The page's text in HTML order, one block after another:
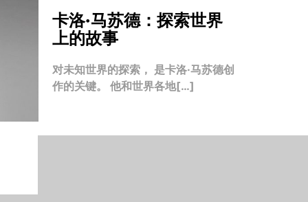
卡洛·马苏德：探索世界
上的故事
对未知世界的探索， 是卡洛·马苏德创
作的关键。 他和世界各地[…]